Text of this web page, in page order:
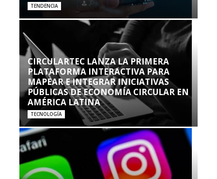
TENDENCIA
CIRCULARTEC LANZA LA PRIMERA
PLATAFORMA INTERACTIVA PARA
MAPEAR E INTEGRAR INICIATIVAS
PÚBLICAS DE ECONOMÍA CIRCULAR EN
AMÉRICA LATINA
TECNOLOGÍA